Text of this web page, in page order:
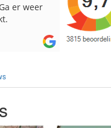
er weer
Reeds
besteld,